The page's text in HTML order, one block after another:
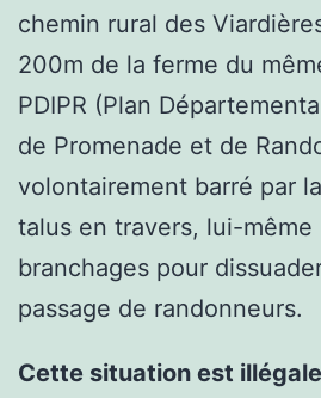
chemin rural des
200m de la ferme du
PDIPR (Plan
de Promenade et de
volontairement barré par
talus en travers, lui-
branchages pour
passage de randonneurs.
Cette situation est illégale